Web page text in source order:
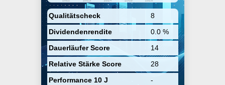
Qualitätscheck
8
Dividendenrendite
0.0 %
Dauerläufer Score
14
Relative Stärke Score
28
Performance 10 J
-